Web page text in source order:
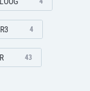
4
43